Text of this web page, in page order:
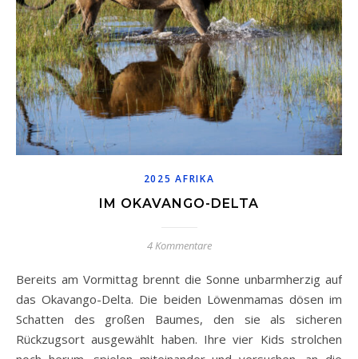
2025 AFRIKA
IM OKAVANGO-DELTA
4 Kommentare
Bereits am Vormittag brennt die Sonne unbarmherzig auf
das Okavango-Delta. Die beiden Löwenmamas dösen im
Schatten des großen Baumes, den sie als sicheren
Rückzugsort ausgewählt haben. Ihre vier Kids strolchen